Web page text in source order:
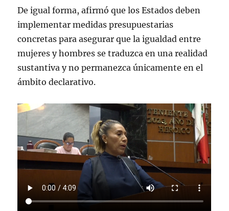
De igual forma, afirmó que los Estados deben
implementar medidas presupuestarias
concretas para asegurar que la igualdad entre
mujeres y hombres se traduzca en una realidad
sustantiva y no permanezca únicamente en el
ámbito declarativo.